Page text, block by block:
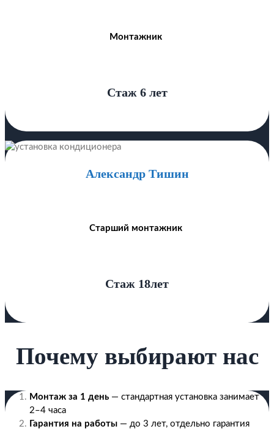
Монтажник
Стаж 6 лет
Александр Тишин
Старший монтажник
Стаж 18лет
Почему выбирают нас
Монтаж за 1 день — стандартная установка занимает
2–4 часа
Гарантия на работы — до 3 лет, отдельно гарантия